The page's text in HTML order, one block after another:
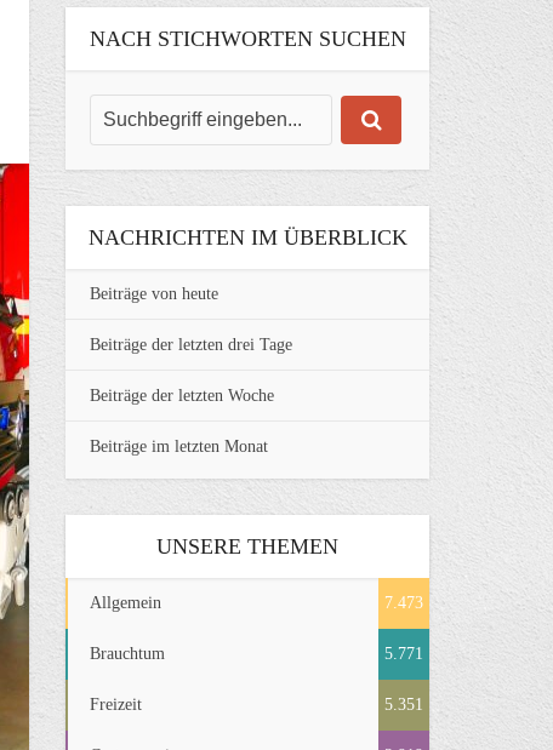
NACH STICHWORTEN SUCHEN
NACHRICHTEN IM ÜBERBLICK
Beiträge von heute
Beiträge der letzten drei Tage
Beiträge der letzten Woche
Beiträge im letzten Monat
UNSERE THEMEN
Allgemein 7.473
Brauchtum 5.771
Freizeit 5.351